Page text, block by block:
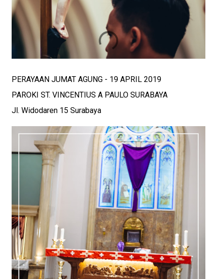
PERAYAAN JUMAT AGUNG - 19 APRIL 2019
PAROKI ST. VINCENTIUS A PAULO SURABAYA
Jl. Widodaren 15 Surabaya